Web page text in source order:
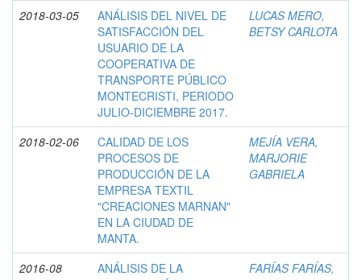
2018-03-05
ANÁLISIS DEL NIVEL DE
SATISFACCIÓN DEL
USUARIO DE LA
COOPERATIVA DE
TRANSPORTE PÚBLICO
MONTECRISTI, PERIODO
JULIO-DICIEMBRE 2017.
LUCAS MERO,
BETSY CARLOTA
2018-02-06
CALIDAD DE LOS
PROCESOS DE
PRODUCCIÓN DE LA
EMPRESA TEXTIL
"CREACIONES MARNAN"
EN LA CIUDAD DE
MANTA.
MEJÍA VERA,
MARJORIE
GABRIELA
2016-08
ANÁLISIS DE LA
FARÍAS FARÍAS,